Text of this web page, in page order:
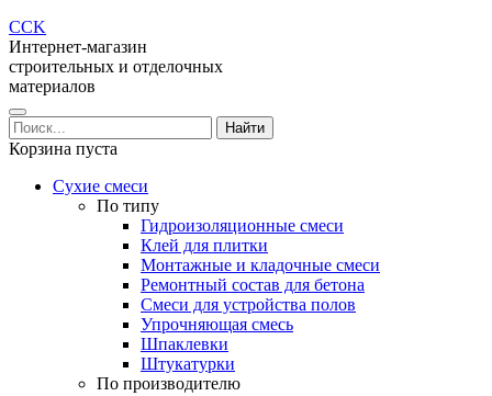
CCK
Интернет-магазин
строительных и отделочных
материалов
Корзина пуста
Сухие смеси
По типу
Гидроизоляционные смеси
Клей для плитки
Монтажные и кладочные смеси
Ремонтный состав для бетона
Смеси для устройства полов
Упрочняющая смесь
Шпаклевки
Штукатурки
По производителю